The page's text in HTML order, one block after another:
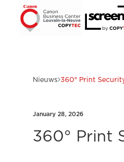
Nieuws 360° Print
January 28, 2026
360° Print